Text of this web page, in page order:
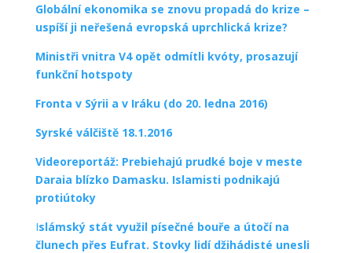
Globální ekonomika se znovu propadá do krize –
uspíší ji neřešená evropská uprchlická krize?
Ministři vnitra V4 opět odmítli kvóty, prosazují
funkční hotspoty
Fronta v Sýrii a v Iráku (do 20. ledna 2016)
Syrské válčiště 18.1.2016
Videoreportáž: Prebiehajú prudké boje v meste
Daraia blízko Damasku. Islamisti podnikajú
protiútoky
Islámský stát využil písečné bouře a útočí na
člunech přes Eufrat. Stovky lidí džihádisté unesli